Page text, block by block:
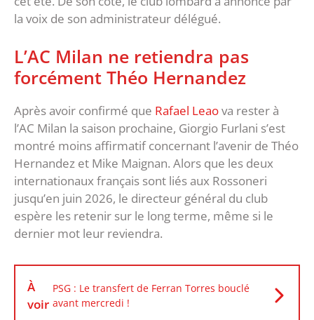
la voix de son administrateur délégué.
L’AC Milan ne retiendra pas
forcément Théo Hernandez
Après avoir confirmé que Rafael Leaova rester à
l’AC Milan la saison prochaine, Giorgio Furlani s’est
montré moins affirmatif concernant l’avenir de Théo
Hernandez et Mike Maignan. Alors que les deux
internationaux français sont liés aux Rossoneri
jusqu’en juin 2026, le directeur général du club
espère les retenir sur le long terme, même si le
dernier mot leur reviendra.
À
voir
PSG : Le transfert de Ferran Torres bouclé
avant mercredi !